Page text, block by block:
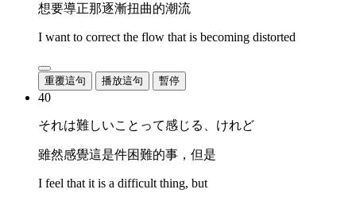
想要導正那逐漸扭曲的潮流
I want to correct the flow that is becoming distorted
重覆這句 播放這句 暫停
40
それは難しいことって感じる、けれど
雖然感覺這是件困難的事，但是
I feel that it is a difficult thing, but